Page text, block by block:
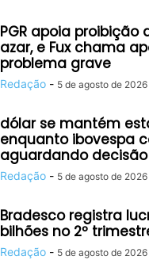
PGR apoia proibição
azar, e Fux chama
problema grave
Redação - 5 de agosto de 2026
dólar se mantém
enquanto ibovespa
aguardando
Redação - 5 de agosto de 2026
Bradesco registra
bilhões no 2º
Redação - 5 de agosto de 2026